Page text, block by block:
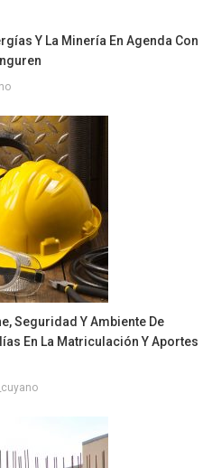
Y La Minería En Agenda Con
Seguridad Y Ambiente De
En La Matriculación Y Aportes